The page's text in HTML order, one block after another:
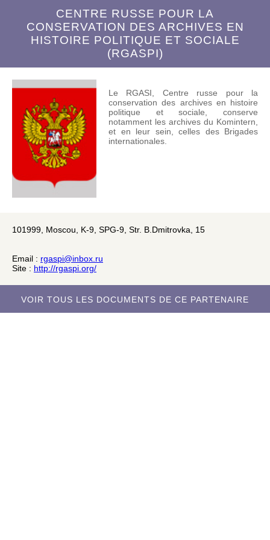
CENTRE RUSSE POUR LA
CONSERVATION DES ARCHIVES EN
HISTOIRE POLITIQUE ET SOCIALE
(RGASPI)
Le RGASI, Centre russe pour la
conservation des archives en histoire
politique et sociale, conserve
notamment les archives du Komintern,
et en leur sein, celles des Brigades
internationales.
101999, Moscou, K-9, SPG-9, Str. B.Dmitrovka, 15
Email : rgaspi@inbox.ru
Site : http://rgaspi.org/
VOIR TOUS LES DOCUMENTS DE CE PARTENAIRE